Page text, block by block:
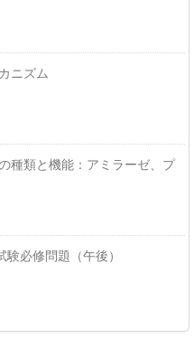
ニズム
種類と機能：アミラーゼ、プ
験必修問題（午後）